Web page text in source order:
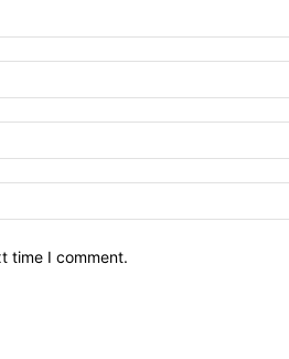
time I comment.